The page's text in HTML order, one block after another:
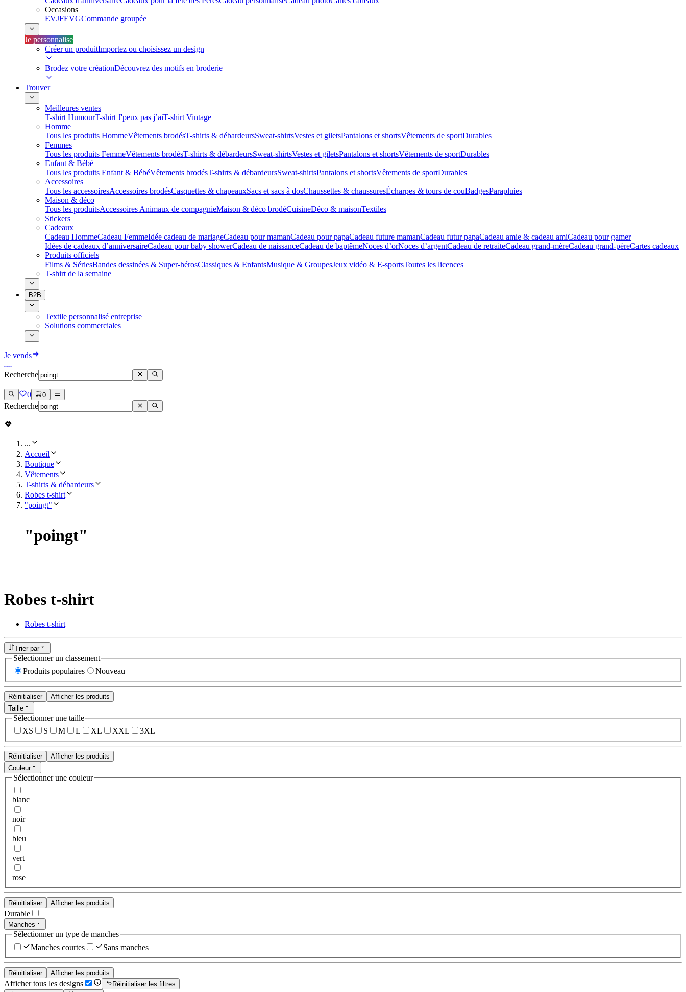
Occasions
EVJFEVGCommande groupée
Je personnalise
Créer un produitImportez ou choisissez un design
Brodez votre créationDécouvrez des motifs en broderie
Trouver
Meilleures ventes
T-shirt HumourT-shirt J'peux pas j’aiT-shirt Vintage
Homme
Tous les produits HommeVêtements brodésT-shirts & débardeursSweat-shirtsVestes et giletsPantalons et shortsVêtements de sportDurables
Femmes
Tous les produits FemmeVêtements brodésT-shirts & débardeursSweat-shirtsVestes et giletsPantalons et shortsVêtements de sportDurables
Enfant & Bébé
Tous les produits Enfant & BébéVêtements brodésT-shirts & débardeursSweat-shirtsPantalons et shortsVêtements de sportDurables
Accessoires
Tous les accessoiresAccessoires brodésCasquettes & chapeauxSacs et sacs à dosChaussettes & chaussuresÉcharpes & tours de couBadgesParapluies
Maison & déco
Tous les produitsAccessoires Animaux de compagnieMaison & déco brodéCuisineDéco & maisonTextiles
Stickers
Cadeaux
Cadeau HommeCadeau FemmeIdée cadeau de mariage​Cadeau pour mamanCadeau pour papaCadeau future mamanCadeau futur papaCadeau amie & cadeau amiCadeau pour gamer
Idées de cadeaux d’anniversaireCadeau pour baby showerCadeau de naissanceCadeau de baptêmeNoces d’orNoces d’argentCadeau de retraiteCadeau grand-mèreCadeau grand-pèreCartes cadeaux
Produits officiels
Films & SériesBandes dessinées & Super-hérosClassiques & EnfantsMusique & GroupesJeux vidéo & E-sportsToutes les licences
T-shirt de la semaine
B2B
Textile personnalisé entreprise
Solutions commerciales
Je vends
Recherche
0 0
Recherche
...
Accueil
Boutique
Vêtements
T-shirts & débardeurs
Robes t-shirt
"poingt"
"poingt"
Robes t-shirt
Robes t-shirt
Trier par
Sélectionner un classement
Produits populaires
Nouveau
Réinitialiser
Afficher les produits
Taille
Sélectionner une taille
XS
S M L XL XXL 3XL
Réinitialiser
Afficher les produits
Couleur
Sélectionner une couleur
blanc
noir
bleu
vert
rose
Réinitialiser Afficher les produits
Durable
Manches
Sélectionner un type de manches
Manches courtes
Sans manches
Réinitialiser Afficher les produits
Afficher tous les designs
Réinitialiser les filtres